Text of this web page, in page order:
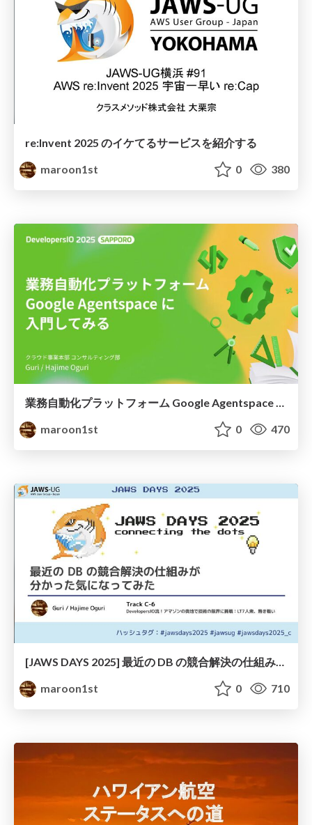
re:Invent 2025 のイケてるサービスを紹介する
maroon1st
0 380
業務自動化プラットフォーム Google Agentspace に入門してみる #devio2025
maroon1st
0 470
[JAWS DAYS 2025] 最近の DB の競合解決の仕組みが分かった気になってみた
maroon1st
0 710